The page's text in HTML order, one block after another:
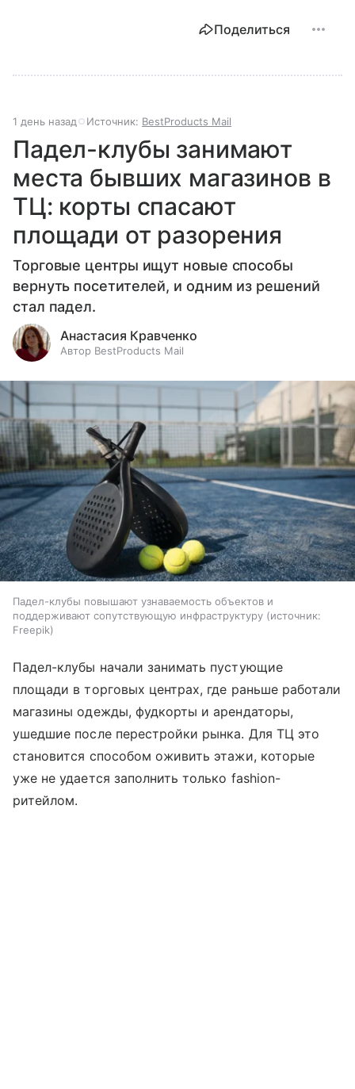
Поделиться
1 день назад Источник: BestProducts Mail
Падел-клубы занимают
места бывших магазинов в
ТЦ: корты спасают
площади от разорения
Торговые центры ищут новые способы
вернуть посетителей, и одним из решений
стал падел.
Анастасия Кравченко
Автор BestProducts Mail
Падел-клубы повышают узнаваемость объектов и
поддерживают сопутствующую инфраструктуру
источник:
Freepik
Падел-клубы начали занимать пустующие
площади в торговых центрах, где раньше работали
магазины одежды, фудкорты и арендаторы,
ушедшие после перестройки рынка. Для ТЦ это
становится способом оживить этажи, которые
уже не удается заполнить только fashion-
ритейлом.